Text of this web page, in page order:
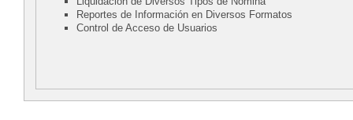
Reportes de Información en Diversos Formatos
Control de Acceso de Usuarios